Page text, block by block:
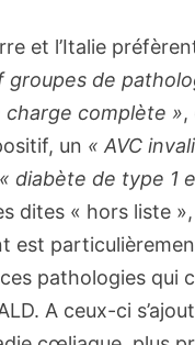
et l’Italie
groupes de
complète »,
un « AVC
« diabète de type 1
dites « hors liste
est
pathologies
A ceux-ci